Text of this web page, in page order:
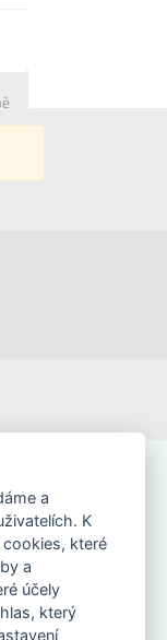
a
K
které
a
účely
který